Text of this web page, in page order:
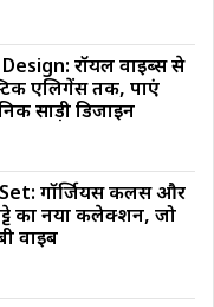
रॉयल वाइब्स से
एलिगेंस तक, पाएं
साड़ी डिजाईन
गॉर्जियस कलर्स और
का नया कलेक्शन, जो
वाइब